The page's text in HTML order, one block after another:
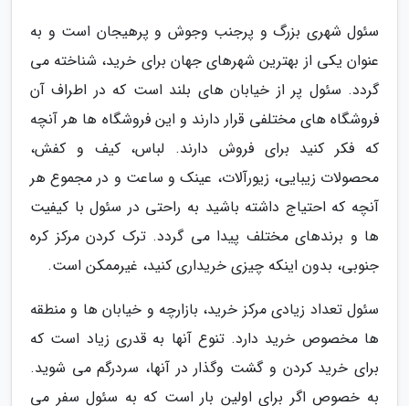
سئول شهری بزرگ و پرجنب وجوش و پرهیجان است و به
عنوان یکی از بهترین شهرهای جهان برای خرید، شناخته می
گردد. سئول پر از خیابان های بلند است که در اطراف آن
فروشگاه های مختلفی قرار دارند و این فروشگاه ها هر آنچه
که فکر کنید برای فروش دارند. لباس، کیف و کفش،
محصولات زیبایی، زیورآلات، عینک و ساعت و در مجموع هر
آنچه که احتیاج داشته باشید به راحتی در سئول با کیفیت
ها و برندهای مختلف پیدا می گردد. ترک کردن مرکز کره
جنوبی، بدون اینکه چیزی خریداری کنید، غیرممکن است.
سئول تعداد زیادی مرکز خرید، بازارچه و خیابان ها و منطقه
ها مخصوص خرید دارد. تنوع آنها به قدری زیاد است که
برای خرید کردن و گشت وگذار در آنها، سردرگم می شوید.
به خصوص اگر برای اولین بار است که به سئول سفر می